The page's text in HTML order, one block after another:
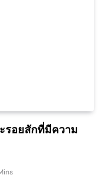
รอยสักที่มีความ